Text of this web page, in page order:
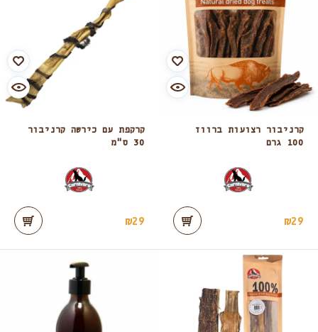
קרניבור רצועות ברווז
100 גרם
₪29
קרקפת עם כירשה קרניבור
30 ס"מ
₪29